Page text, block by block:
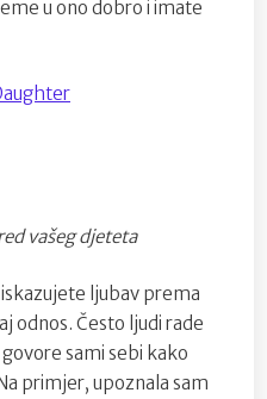
u ono dobro i imate
vašeg djeteta
ljubav prema
odnos. Često ljudi rade
sami sebi kako
primjer, upoznala sam